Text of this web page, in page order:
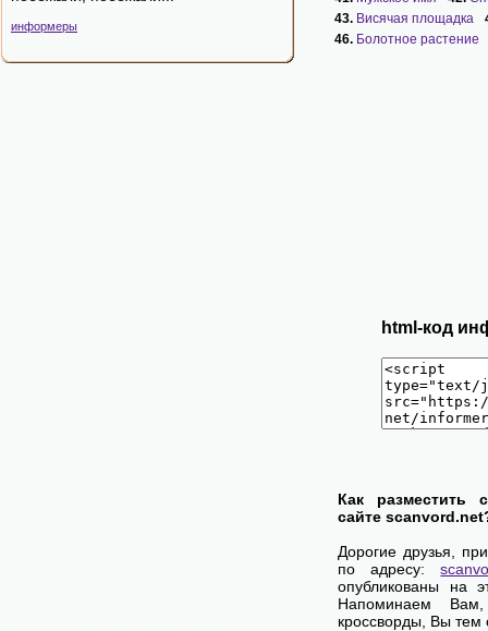
информеры
43. Висячая площадка
46. Болотное растение
html-код
Как разместить
сайте
Дорогие друзья,
по адресу:
опубликованы на
Напоминаем
кроссворды, Вы